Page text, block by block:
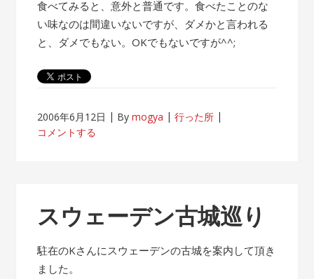
食べてみると、意外と普通です。食べたことのな
い味なのは間違いないですが、ダメかと言われる
と、ダメでもない。OKでもないですが^^;
2006年6月12日 Bymogya
行った所
コメントする
スウェーデン古城巡り
駐在のKさんにスウェーデンの古城を案内して頂き
ました。